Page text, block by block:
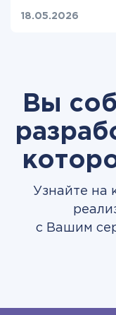
18.05.2026
Вы
Узнайте на
с Вашим